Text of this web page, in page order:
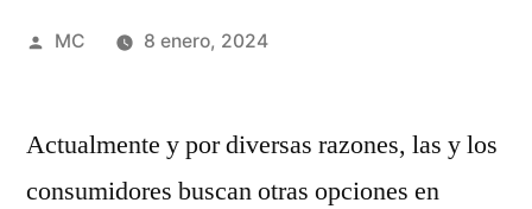
Publicado
MC 8 enero, 2024
Actualmente y por diversas razones, las y los
consumidores buscan otras opciones en